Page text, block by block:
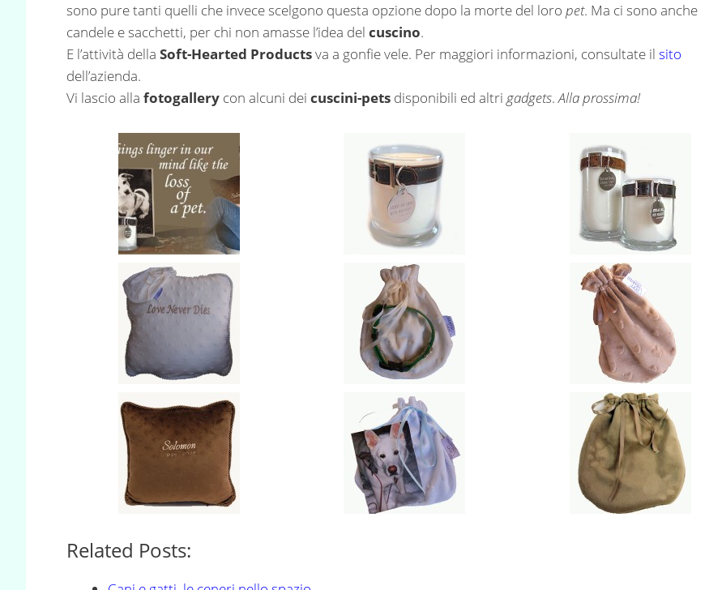
sono pure tanti quelli che invece scelgono questa opzione dopo la morte del loro pet. Ma ci sono anche
candele e sacchetti, per chi non amasse l’idea del cuscino.
E l’attività della Soft-Hearted Productsva a gonfie vele. Per maggiori informazioni, consultate il sito
dell’azienda.
Vi lascio alla fotogallery con alcuni dei cuscini-pets disponibili ed altri gadgets.Alla prossima!
Related Posts: